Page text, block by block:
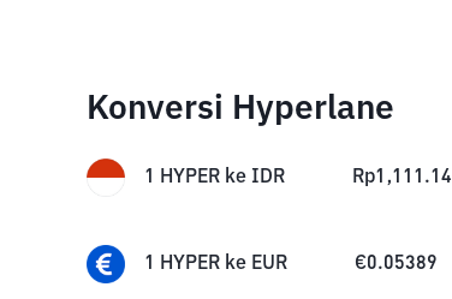
Konversi Hyperlane
1 HYPER ke IDR Rp1,111.14
1 HYPER ke EUR €0.05389